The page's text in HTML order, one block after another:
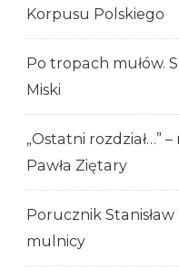
Korpusu Polskiego
Po tropach mułów.
Miski
„Ostatni rozdział…”
Pawła Ziętary
Porucznik
mulnicy